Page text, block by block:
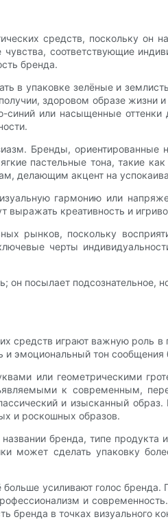
средств, поскольку он
соответствующие
бренда.
в упаковке зелёные и
здоровом образе жизни
или насыщенные
Бренды, ориентированные
пастельные тона, такие
делающим акцент на
гармонию или
выражать креативность и
рынков, поскольку
черты
посылает подсознательное,
средств играют важную роль
и эмоциональный тон сообщения
или геометрическими
к современным,
и изысканный
и роскошных образов.
бренда, типе
может сделать упаковку
усиливают голос
и
бренда в точках визуального